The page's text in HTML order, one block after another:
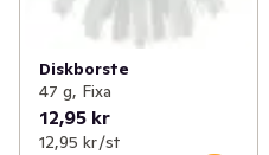
Diskborste
47 g, Fixa
12,95 kr
12,95 kr /st